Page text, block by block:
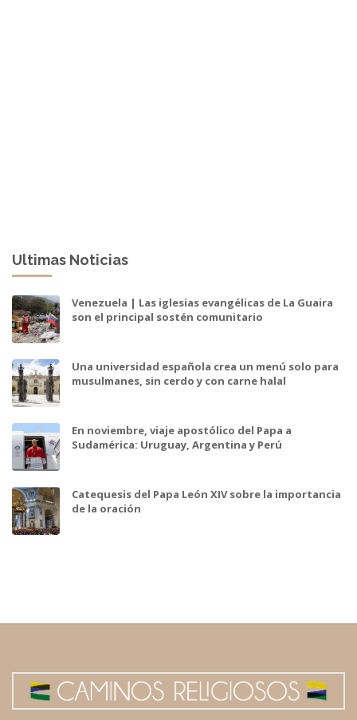
Ultimas Noticias
Venezuela | Las iglesias evangélicas de La Guaira
son el principal sostén comunitario
Una universidad española crea un menú solo para
musulmanes, sin cerdo y con carne halal
En noviembre, viaje apostólico del Papa a
Sudamérica: Uruguay, Argentina y Perú
Catequesis del Papa León XIV sobre la importancia
de la oración